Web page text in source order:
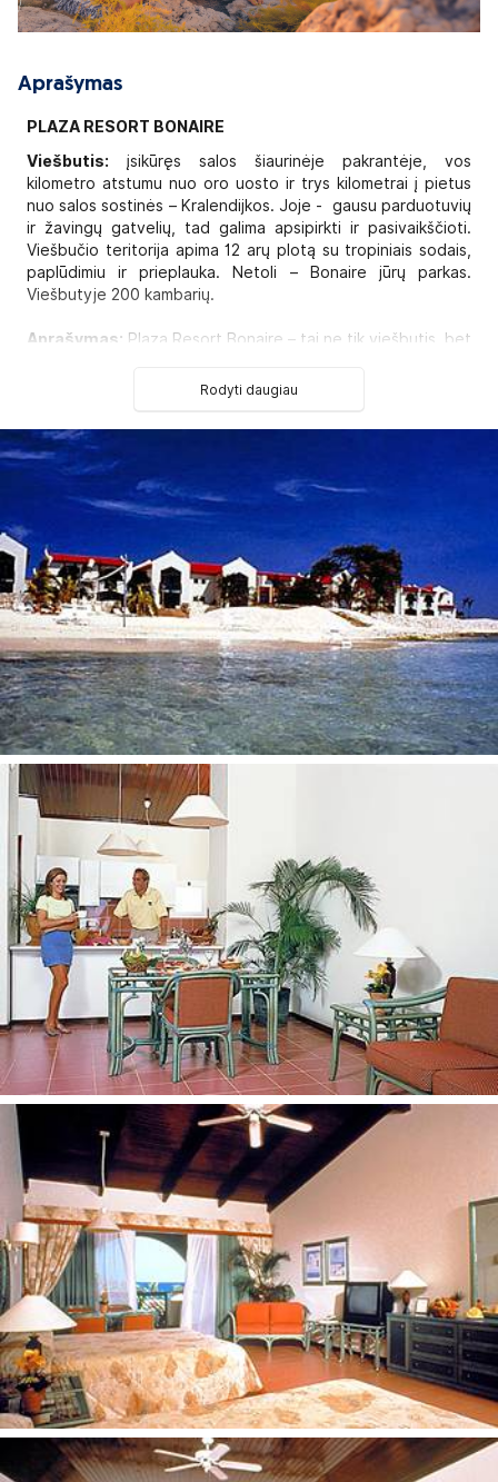
Aprašymas
PLAZA RESORT BONAIRE
Viešbutis: įsikūręs salos šiaurinėje pakrantėje, vos
kilometro atstumu nuo oro uosto ir trys kilometrai į pietus
nuo salos sostinės – Kralendijkos. Joje - gausu parduotuvių
ir žavingų gatvelių, tad galima apsipirkti ir pasivaikščioti.
Viešbučio teritorija apima 12 arų plotą su tropiniais sodais,
paplūdimiu ir prieplauka. Netoli – Bonaire jūrų parkas.
Viešbutyje 200 kambarių.
Aprašymas: Plaza Resort Bonaire – tai ne tik viešbutis, bet
vietų visoje saloje. Čia auga daugiau nei 300,000 įvairių
perlų baltumo paplūdimys. Visa tai viešbučio svečiams kuria
jaukią atmosferą bei garantuoja privatumą. Viešbučio
teritorijoje net trys restoranai ir aukštos klasės nardymo
centras, daugybė įvairių patogumų ir pramogų.
Tel.:
Internetinė svetainė: www.plazaresortbonaire.com
Kambariuose:
Balkonas/terasa
Oro kondicionierius
Telefonas
Kabelinė televizija
Vonios kambarys
Chalatai
Plaukų džiovintuvas
Lygintuvas ir lyginimo lenta
Papildomi rankšluosčiai/patalynė
Kavos aparatas
Žadintuvas
Seifas (už papildomą mokestį)
Svetainė
Šaldytuvas
Virtuvė (Vilose)
Viešbučio teritorijoje:
3 restoranai
Baras
Baseinai
Sodas
Sporto centras
Grožio centras
Spa paslaugos
Skalbimo paslaugos
Drėgno valymo paslaugos
Interneto kavinė
Verslo paslaugos
Interneto prieiga
Konferencijų kambariai
Verslo paslaugos
Suvenyrų parduotuvė
Banketų salės
Bakalėjos parduotuvė
Nardymo reikmenų parduotuvė
Bankomatas
Apsauga
Pramogos ir sportas:
Rodyti daugiau